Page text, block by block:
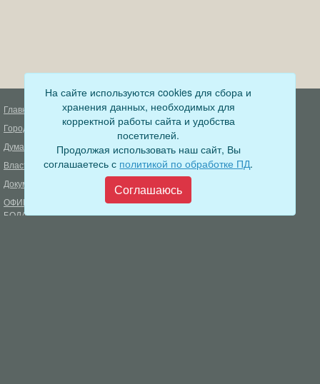
Главная
Город
Дума
Власть
Документы
ОФИЦИАЛЬНЫЙ ВЕСТНИК
БОДАЙБО
Деятельность прокуратуры
Муниципальный контроль
Меры пожарной безопасности
Муниципальные закупки
Формирование комфортной
городской среды
Фонд капитального ремонта
На сайте используются cookies для сбора и
хранения данных, необходимых для
корректной работы сайта и удобства
посетителей.
Продолжая использовать наш сайт, Вы
соглашаетесь с политикой по обработке ПД.
Соглашаюсь